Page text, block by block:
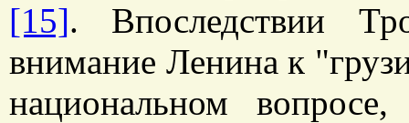
[15]. Впоследствии
внимание Ленина к
национальном